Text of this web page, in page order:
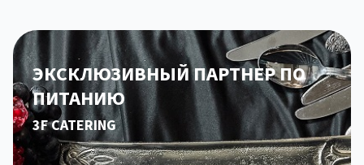
ЭКСКЛЮЗИВНЫЙ ПАРТНЕР ПО
ПИТАНИЮ
3F CATERING